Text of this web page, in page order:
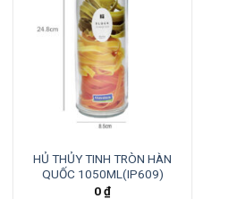
HỦ THỦY TINH TRÒN HÀN
QUỐC 1050ML(IP609)
0₫